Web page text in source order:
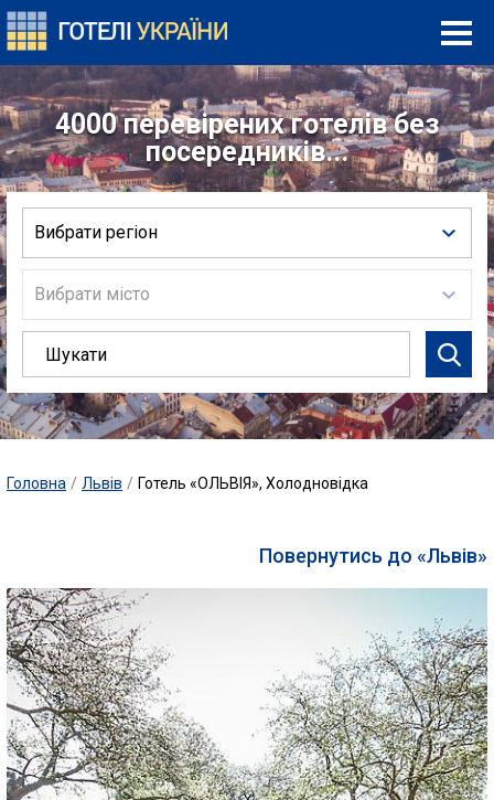
4000 перевірених готелів без
посередників...
Вибрати регіон
Вибрати місто
Головна / Львів / Готель «ОЛЬВІЯ», Холодновідка
Повернутись до «Львів»